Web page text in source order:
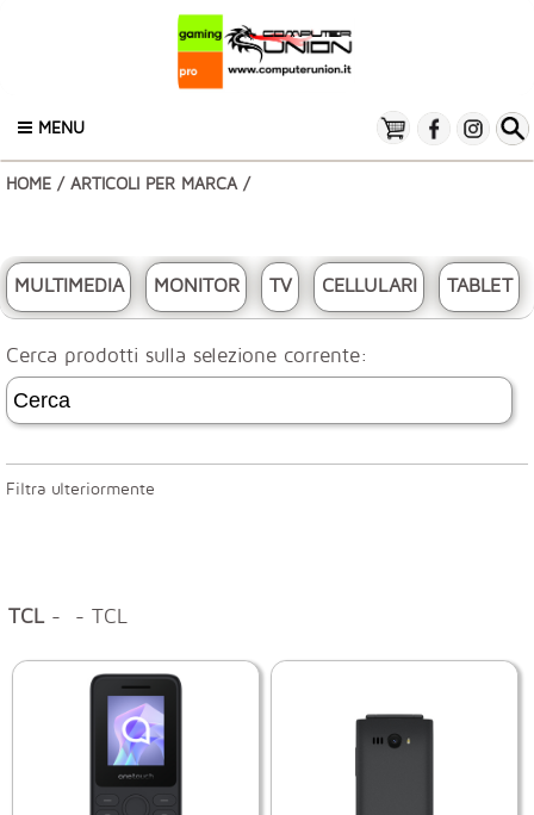
MENU
HOME / ARTICOLI PER MARCA /
MULTIMEDIA MONITOR TV CELLULARI TABLET
Cerca prodotti sulla selezione corrente:
Filtra ulteriormente
TCL- - TCL